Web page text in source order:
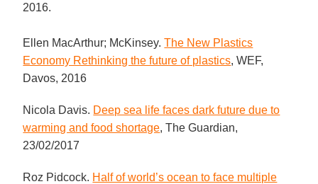
2016.
Ellen MacArthur; McKinsey.The New Plastics
Economy Rethinking the future of plastics, WEF,
Davos, 2016
Nicola Davis. Deep sea life faces dark future due to
warming and food shortage, The Guardian,
23/02/2017
Roz Pidcock. Half of world’s ocean to face multiple